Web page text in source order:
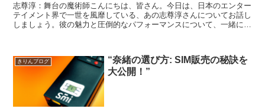
志尊淳：舞台の魔術師こんにちは、皆さん。今日は、日本のエンター
テイメント界で一世を風靡している、あの志尊淳さんについてお話し
しましょう。彼の魅力と圧倒的なパフォーマンスについて、一緒に探
きりんブログ
“奈緒の選び方: SIM販売の秘訣を
大公開！”